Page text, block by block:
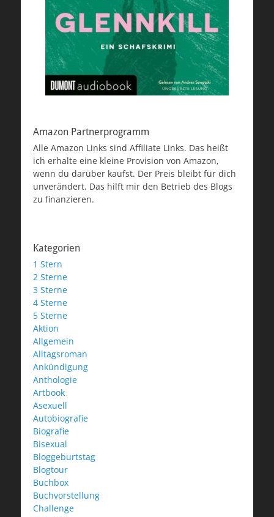
Amazon Partnerprogramm
Alle Amazon Links sind Affiliate Links. Das heißt
ich erhalte eine kleine Provision von Amazon,
wenn du darüber kaufst. Der Preis bleibt für dich
unverändert. Das hilft mir den Betrieb des Blogs
zu finanzieren.
Kategorien
1 Stern
2 Sterne
3 Sterne
4 Sterne
5 Sterne
Aktion
Allgemein
Alltagsroman
Ankündigung
Anthologie
Artbook
Asexuell
Autobiografie
Biografie
Bisexual
Bloggeburtstag
Blogtour
Buchbox
Buchvorstellung
Challenge